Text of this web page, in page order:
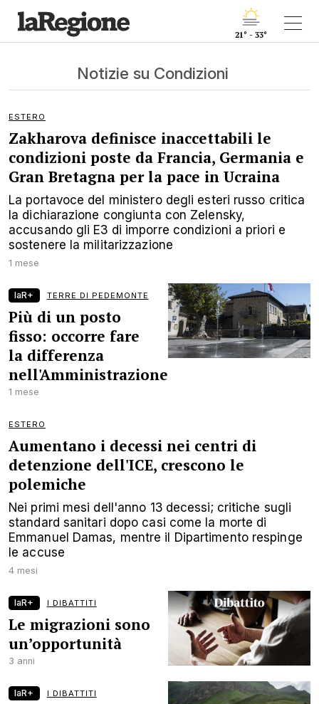
21° - 33°
Notizie su Condizioni
ESTERO
Zakharova definisce inaccettabili le
condizioni poste da Francia, Germania e
Gran Bretagna per la pace in Ucraina
La portavoce del ministero degli esteri russo critica
la dichiarazione congiunta con Zelensky,
accusando gli E3 di imporre condizioni a priori e
sostenere la militarizzazione
1 mese
laR+ TERRE DI PEDEMONTE
Più di un posto
fisso: occorre fare
la differenza
nell'Amministrazione
1 mese
ESTERO
Aumentano i decessi nei centri di
detenzione dell'ICE, crescono le
polemiche
Nei primi mesi dell'anno 13 decessi; critiche sugli
standard sanitari dopo casi come la morte di
Emmanuel Damas, mentre il Dipartimento respinge
le accuse
4 mesi
laR+ I DIBATTITI
Le migrazioni sono
un’opportunità
3 anni
laR+ I DIBATTITI